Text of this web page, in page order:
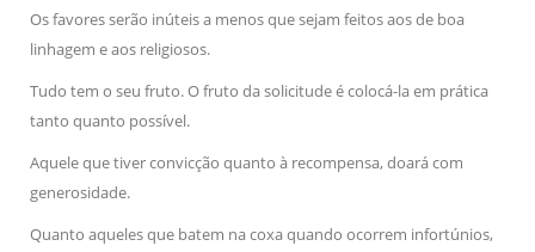
Os favores serão inúteis a menos que sejam feitos aos de boa
linhagem e aos religiosos.
Tudo tem o seu fruto. O fruto da solicitude é colocá-la em prática
tanto quanto possível.
Aquele que tiver convicção quanto à recompensa, doará com
generosidade.
Quanto aqueles que batem na coxa quando ocorrem infortúnios,